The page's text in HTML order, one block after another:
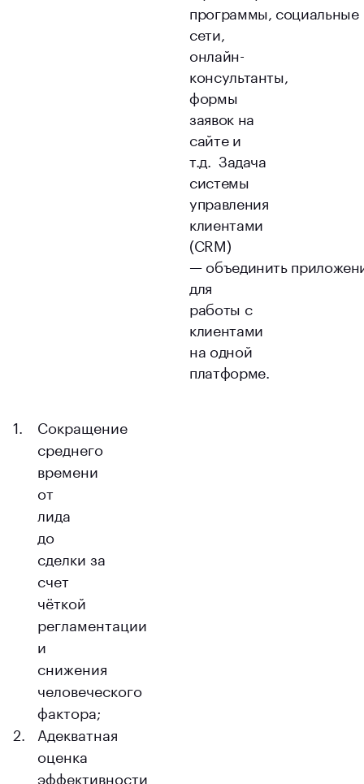
программы, социальные
сети,
онлайн-
консультанты,
формы
заявок на
сайте и
т.д. Задача
системы
управления
клиентами
(CRM)
— объединить
для
работы с
клиентами
на одной
платформе.
Сокращение
среднего
времени
от
лида
до
сделки за
счет
чёткой
регламентации
и
снижения
человеческого
фактора;
Адекватная
оценка
эффективности